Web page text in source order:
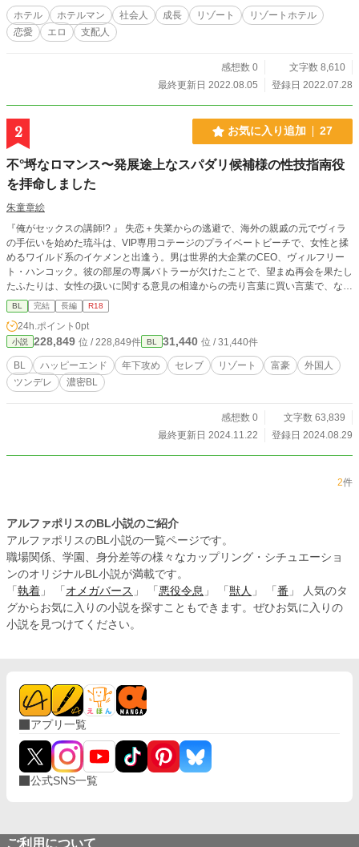
ホテル ホテルマン 社会人 成長 リゾート
リゾートホテル
恋愛
エロ 支配人
感想数 0
文字数 8,610
最終更新日 2022.08.05
登録日 2022.07.28
2 お気に入り追加 27
不°埒なロマンス〜発展途上なスパダリ候補様の性技指南役
を拝命しました
朱童章絵
『俺がセックスの講師!? 』 失恋＋失業からの逃避で、海外の親戚の元でヴィラ
の手伝いを始めた琉斗は、VIP専用コテージのプライベートビーチで、女性と揉
めるワイルド系のイケメンと出逢う。男は世界的大企業のCEO、ヴィルフリー
ト・ハンコック。彼の部屋の専属バトラーが欠けたことで、望まぬ再会を果たし
たふたりは、女性の扱いに関する意見の相違からの売り言葉に買い言葉で、なぜ
か肉体関係を持つことに。しかし、顔も身体も完璧な俺様CEOは、自信の割に
テクニックはイマイチ。思わぬ形で彼の弱点を知った琉斗に、ヴィルフリートは
悔しそうに提案する――「君の方が経験豊富だということは認める。私に性技の
指南をしろ」と。 「性経験に乏しい、見た目はスパダリ・中身は純情な俺様CE
O」×「人懐っこくて、ちょっと奔放なリゾートバイト青年」。住む世界のまっ
たく違うふたりの、不埒な恋の行方は!? （この作品は小説家になろう、fujossy
にも掲載しています）
BL 完結 長編 R18
24h.ポイント 0pt
小説 228,849 位 / 228,849件 BL 31,440 位 / 31,440件
BL ハッピーエンド 年下攻め セレブ リゾート 富豪
外国人
ツンデレ
濃密BL
感想数 0
文字数 63,839
最終更新日 2024.11.22
登録日 2024.08.29
2件
アルファポリスのBL小説のご紹介
アルファポリスのBL小説の一覧ページです。
職場関係、学園、身分差等の様々なカップリング・シチュエーショ
ンのオリジナルBL小説が満載です。
「 執着 」 「 オメガバース 」 「 悪役令息 」 「 獣人 」 「 番 」 人気のタ
グからお気に入りの小説を探すこともできます。ぜひお気に入りの
小説を見つけてください。
アプリ一覧
公式SNS一覧
ご利用について